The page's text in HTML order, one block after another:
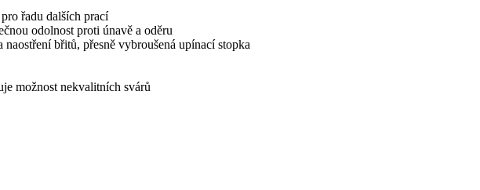
řadu dalších prací
odolnost proti únavě a oděru
břitů, přesně vybroušená upínací stopka
možnost nekvalitních svárů